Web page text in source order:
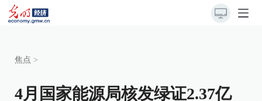
焦点 >
4月国家能源局核发绿证2.37亿